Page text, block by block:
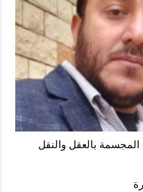
بالعقل والنقل